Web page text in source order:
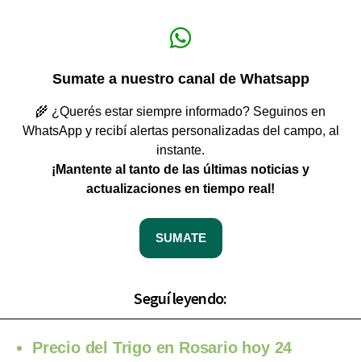
Sumate a nuestro canal de Whatsapp
🌾 ¿Querés estar siempre informado? Seguinos en
WhatsApp y recibí alertas personalizadas del campo, al
instante.
¡Mantente al tanto de las últimas noticias y
actualizaciones en tiempo real!
SUMATE
Seguí leyendo:
Precio del Trigo en Rosario hoy 24